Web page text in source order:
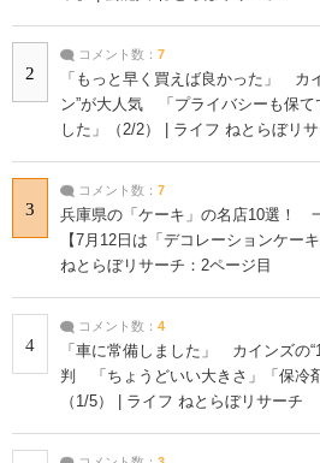
2
コメント数： 7
「もっと早く買えば良かった」 カ
ン”が大人気 「プライバシーも保て
した」（2/2） | ライフ ねとらぼリ
3
コメント数： 7
兵庫県の「ケーキ」の名店10選！
【7月12日は「デコレーションケー
ねとらぼリサーチ：2ページ目
4
コメント数： 4
「車に常備しました」 カインズの
判 「ちょうどいい大きさ」「保冷
（1/5） | ライフ ねとらぼリサーチ